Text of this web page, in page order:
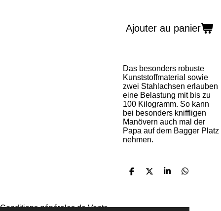
Ajouter au panier
Das besonders robuste
Kunststoffmaterial sowie
zwei Stahlachsen erlauben
eine Belastung mit bis zu
100 Kilogramm. So kann
bei besonders kniffligen
Manövern auch mal der
Papa auf dem Bagger Platz
nehmen.
P
a
P
a
P
a
P
a
Conditions générales de Vente